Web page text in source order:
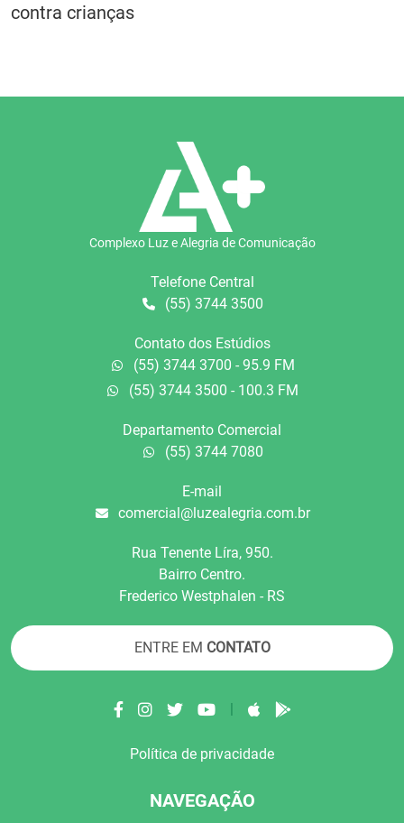
contra crianças
Complexo Luz e Alegria de Comunicação
Telefone Central
(55) 3744 3500
Contato dos Estúdios
(55) 3744 3700 - 95.9 FM
(55) 3744 3500 - 100.3 FM
Departamento Comercial
(55) 3744 7080
E-mail
comercial@luzealegria.com.br
Rua Tenente Líra, 950.
Bairro Centro.
Frederico Westphalen - RS
ENTRE EM CONTATO
|
Política de privacidade
NAVEGAÇÃO